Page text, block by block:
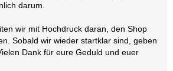
darum.
wir mit Hochdruck daran, den Shop
Sobald wir wieder startklar sind, geben
Dank für eure Geduld und euer